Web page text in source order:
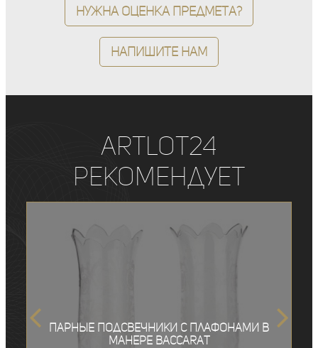
Нужна оценка предмета?
Напишите нам
ArtLot24
рекомендует
Парные подсвечники с плафонами в
манере Baccarat